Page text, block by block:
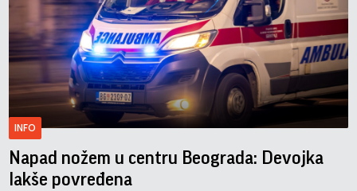
INFO
Napad nožem u centru Beograda: Devojka
lakše povređena